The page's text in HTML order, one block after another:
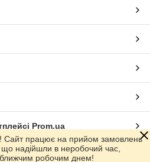
Prom.ua
Сайт працює на прийом замовлень
надійшли в неробочий час,
робочим днем!